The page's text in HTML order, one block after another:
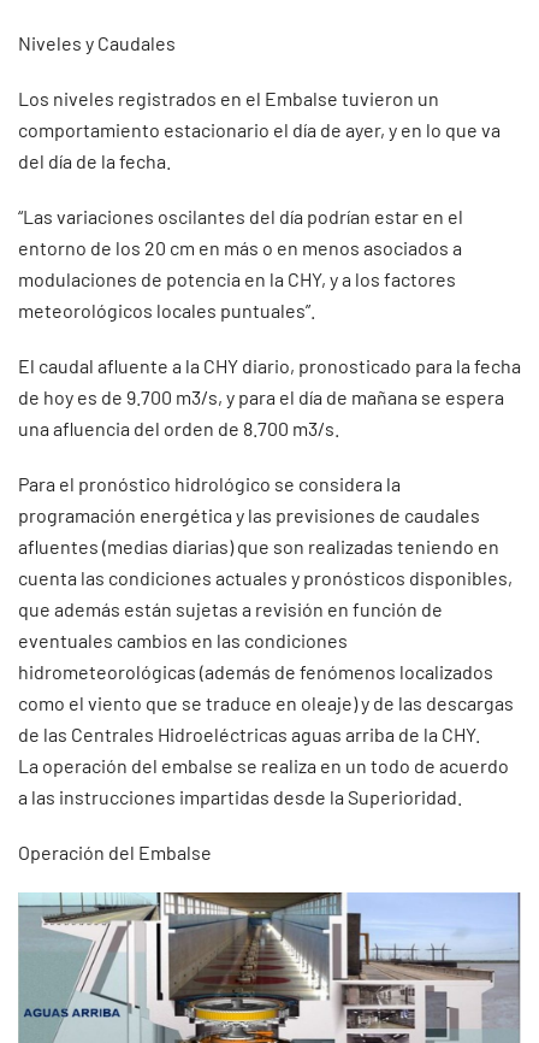
Niveles y Caudales
Los niveles registrados en el Embalse tuvieron un
comportamiento estacionario el día de ayer, y en lo que va
del día de la fecha.
“Las variaciones oscilantes del día podrían estar en el
entorno de los 20 cm en más o en menos asociados a
modulaciones de potencia en la CHY, y a los factores
meteorológicos locales puntuales”.
El caudal afluente a la CHY diario, pronosticado para la fecha
de hoy es de 9.700 m3/s, y para el día de mañana se espera
una afluencia del orden de 8.700 m3/s.
Para el pronóstico hidrológico se considera la
programación energética y las previsiones de caudales
afluentes (medias diarias) que son realizadas teniendo en
cuenta las condiciones actuales y pronósticos disponibles,
que además están sujetas a revisión en función de
eventuales cambios en las condiciones
hidrometeorológicas (además de fenómenos localizados
como el viento que se traduce en oleaje) y de las descargas
de las Centrales Hidroeléctricas aguas arriba de la CHY.
La operación del embalse se realiza en un todo de acuerdo
a las instrucciones impartidas desde la Superioridad.
Operación del Embalse